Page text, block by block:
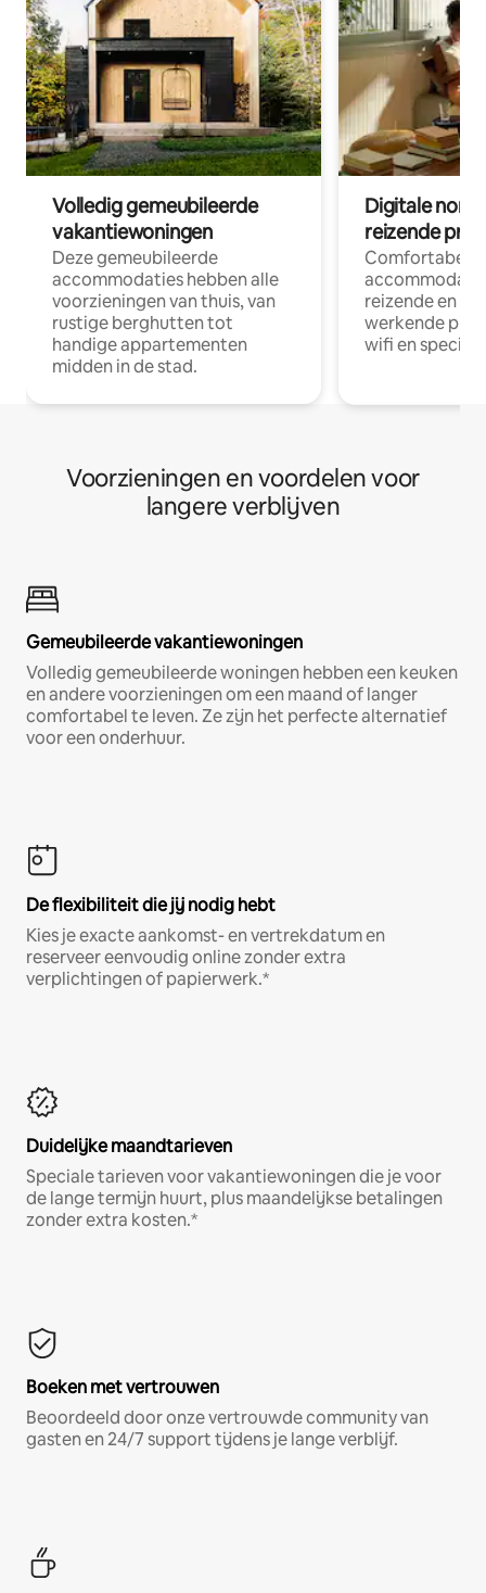
Volledig gemeubileerde
vakantiewoningen
Deze gemeubileerde
accommodaties hebben alle
voorzieningen van thuis, van
rustige berghutten tot
handige appartementen
midden in de stad.
Digitale
reizende
Comfortabele
reizende en
werkende
wifi en
Voorzieningen en voordelen voor
langere verblijven
Gemeubileerde vakantiewoningen
Volledig gemeubileerde woningen hebben een keuken
en andere voorzieningen om een maand of langer
comfortabel te leven. Ze zijn het perfecte alternatief
voor een onderhuur.
De flexibiliteit die jij nodig hebt
Kies je exacte aankomst- en vertrekdatum en
reserveer eenvoudig online zonder extra
verplichtingen of papierwerk.*
Duidelijke maandtarieven
Speciale tarieven voor vakantiewoningen die je voor
de lange termijn huurt, plus maandelijkse betalingen
zonder extra kosten.*
Boeken met vertrouwen
Beoordeeld door onze vertrouwde community van
gasten en 24/7 support tijdens je lange verblijf.